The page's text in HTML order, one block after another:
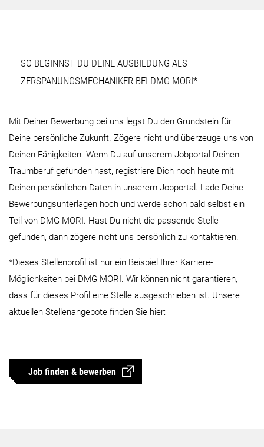
SO BEGINNST DU DEINE AUSBILDUNG ALS
ZERSPANUNGSMECHANIKER BEI DMG MORI*
Mit Deiner Bewerbung bei uns legst Du den Grundstein für
Deine persönliche Zukunft. Zögere nicht und überzeuge uns von
Deinen Fähigkeiten. Wenn Du auf unserem Jobportal Deinen
Traumberuf gefunden hast, registriere Dich noch heute mit
Deinen persönlichen Daten in unserem Jobportal. Lade Deine
Bewerbungsunterlagen hoch und werde schon bald selbst ein
Teil von DMG MORI. Hast Du nicht die passende Stelle
gefunden, dann zögere nicht uns persönlich zu kontaktieren.
*Dieses Stellenprofil ist nur ein Beispiel Ihrer Karriere-
Möglichkeiten bei DMG MORI. Wir können nicht garantieren,
dass für dieses Profil eine Stelle ausgeschrieben ist. Unsere
aktuellen Stellenangebote finden Sie hier:
Job finden & bewerben